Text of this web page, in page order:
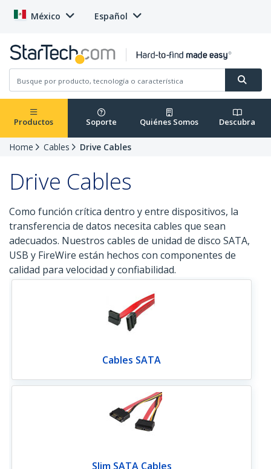
México Español
Productos Soporte Quiénes Somos Descubra
Home Cables Drive Cables
Drive Cables
Como función crítica dentro y entre dispositivos, la
transferencia de datos necesita cables que sean
adecuados. Nuestros cables de unidad de disco SATA,
USB y FireWire están hechos con componentes de
calidad para velocidad y confiabilidad.
Cables SATA
Slim SATA Cables